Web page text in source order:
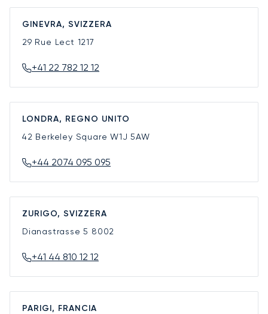
GINEVRA, SVIZZERA
29 Rue Lect 1217
+41 22 782 12 12
LONDRA, REGNO UNITO
42 Berkeley SquareW1J 5AW
+44 2074 095 095
ZURIGO, SVIZZERA
Dianastrasse 5 8002
+41 44 810 12 12
PARIGI, FRANCIA